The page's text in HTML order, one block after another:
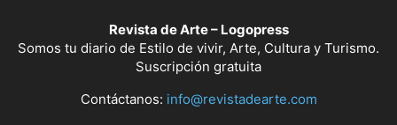
Revista de Arte – Logopress
Somos tu diario de Estilo de vivir, Arte, Cultura y Turismo.
Suscripción gratuita
Contáctanos: info@revistadearte.com